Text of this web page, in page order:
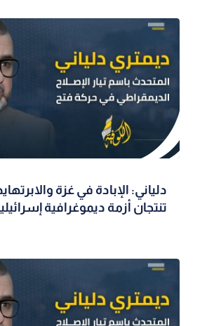
دلياني: الإبادة في غزة
تنتجان أزمة ديموغرافية